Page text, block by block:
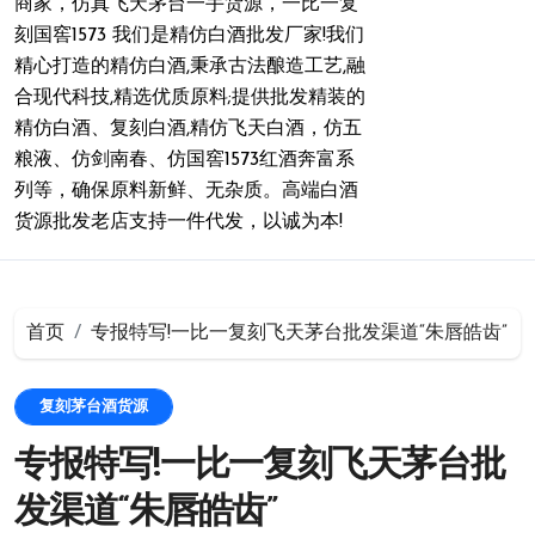
商家，仿真飞天茅台一手货源，一比一复
刻国窖1573 我们是精仿白酒批发厂家!我们
精心打造的精仿白酒,秉承古法酿造工艺,融
合现代科技,精选优质原料;提供批发精装的
精仿白酒、复刻白酒,精仿飞天白酒，仿五
粮液、仿剑南春、仿国窖1573红酒奔富系
列等，确保原料新鲜、无杂质。高端白酒
货源批发老店支持一件代发，以诚为本!
首页 专报特写!一比一复刻飞天茅台批发渠道“朱唇皓齿”
复刻茅台酒货源
专报特写!一比一复刻飞天茅台批
发渠道“朱唇皓齿”